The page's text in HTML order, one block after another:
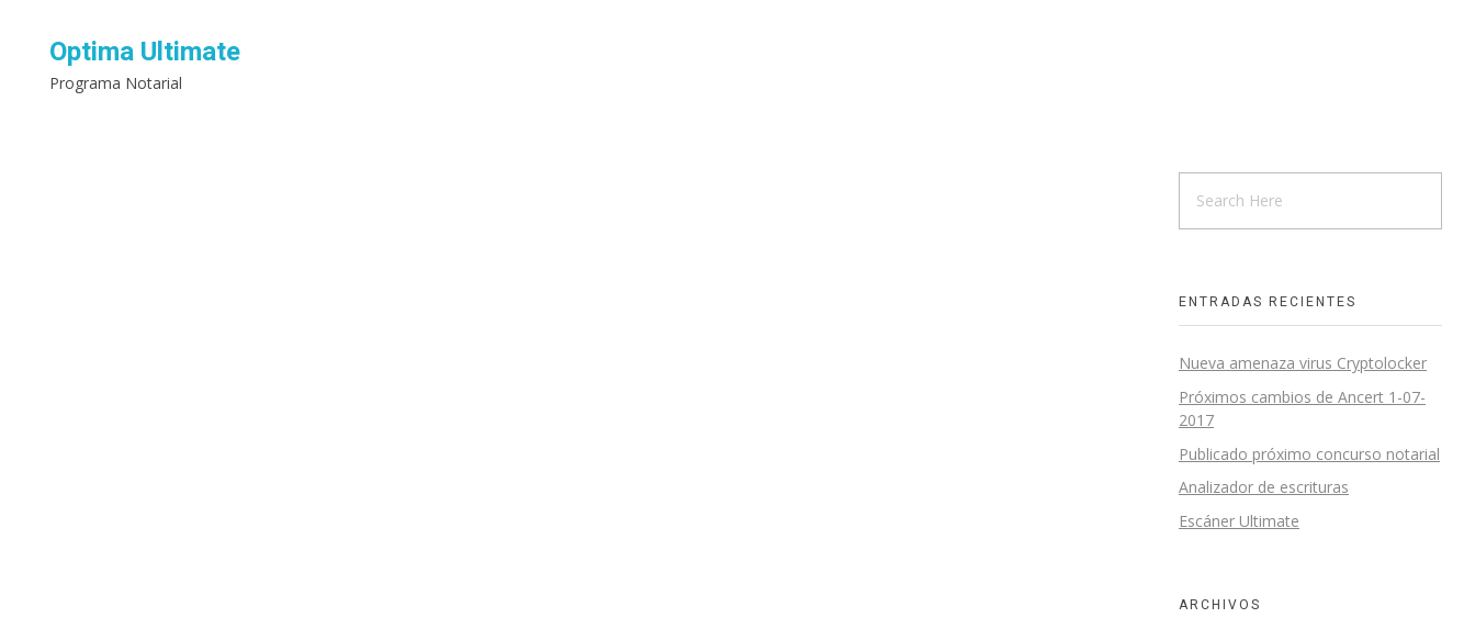
Optima Ultimate
Programa Notarial
ENTRADAS RECIENTES
Nueva amenaza virus Cryptolocker
Próximos cambios de Ancert 1-07-
2017
Publicado próximo concurso notarial
Analizador de escrituras
Escáner Ultimate
ARCHIVOS